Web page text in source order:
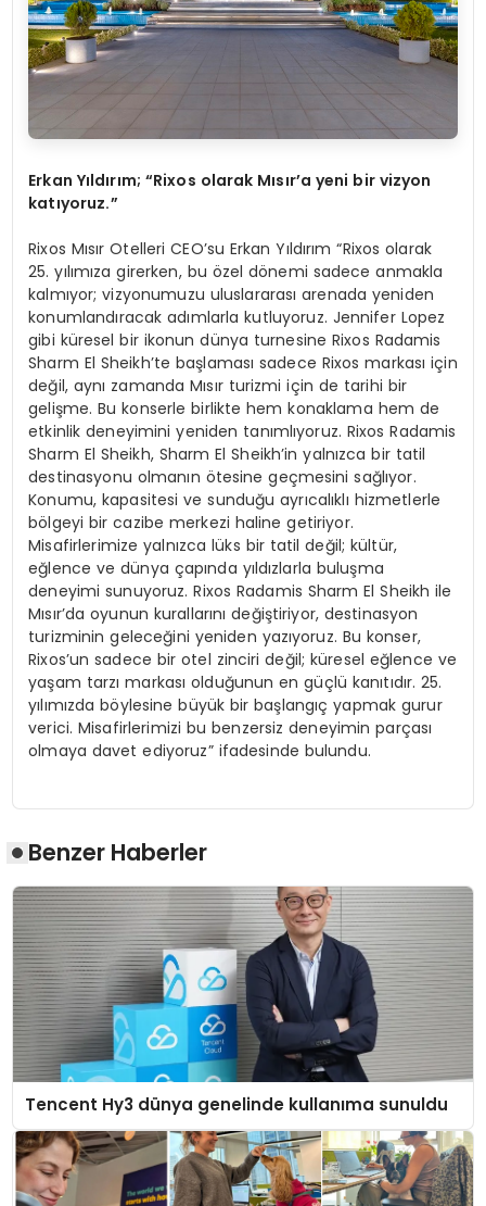
Erkan Yıldırım; “Rixos olarak Mısır’a yeni bir vizyon
katıyoruz.”
Rixos Mısır Otelleri CEO’su Erkan Yıldırım “Rixos olarak
25. yılımıza girerken, bu özel dönemi sadece anmakla
kalmıyor; vizyonumuzu uluslararası arenada yeniden
konumlandıracak adımlarla kutluyoruz. Jennifer Lopez
gibi küresel bir ikonun dünya turnesine Rixos Radamis
Sharm El Sheikh’te başlaması sadece Rixos markası için
değil, aynı zamanda Mısır turizmi için de tarihi bir
gelişme. Bu konserle birlikte hem konaklama hem de
etkinlik deneyimini yeniden tanımlıyoruz. Rixos Radamis
Sharm El Sheikh, Sharm El Sheikh’in yalnızca bir tatil
destinasyonu olmanın ötesine geçmesini sağlıyor.
Konumu, kapasitesi ve sunduğu ayrıcalıklı hizmetlerle
bölgeyi bir cazibe merkezi haline getiriyor.
Misafirlerimize yalnızca lüks bir tatil değil; kültür,
eğlence ve dünya çapında yıldızlarla buluşma
deneyimi sunuyoruz. Rixos Radamis Sharm El Sheikh ile
Mısır’da oyunun kurallarını değiştiriyor, destinasyon
turizminin geleceğini yeniden yazıyoruz. Bu konser,
Rixos’un sadece bir otel zinciri değil; küresel eğlence ve
yaşam tarzı markası olduğunun en güçlü kanıtıdır. 25.
yılımızda böylesine büyük bir başlangıç yapmak gurur
verici. Misafirlerimizi bu benzersiz deneyimin parçası
olmaya davet ediyoruz” ifadesinde bulundu.
Benzer Haberler
Tencent Hy3 dünya genelinde kullanıma sunuldu